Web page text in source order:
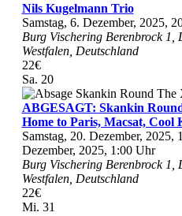
Nils Kugelmann Trio
Samstag, 6. Dezember, 2025,
Burg Vischering Berenbrock 1,
Westfalen, Deutschland
22€
Sa. 20
ABGESAGT: Skankin
Home to Paris, Macsat, Cool
Samstag, 20. Dezember, 2025,
Dezember, 2025, 1:00 Uhr
Burg Vischering Berenbrock 1,
Westfalen, Deutschland
22€
Mi. 31